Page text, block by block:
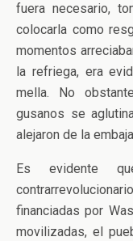
fuera necesario,
colocarla como
momentos
la refriega, era
mella. No
gusanos se
alejaron de la
Es evidente
financiadas por
movilizadas, el